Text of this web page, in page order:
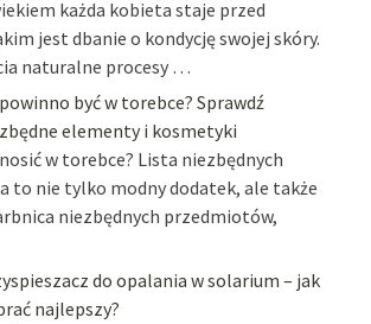
każda kobieta staje przed
jest dbanie o kondycję swojej skóry.
naturalne procesy …
być w torebce? Sprawdź
elementy i kosmetyki
w torebce? Lista niezbędnych
to nie tylko modny dodatek, ale także
niezbędnych przedmiotów,
do opalania w solarium – jak
najlepszy?